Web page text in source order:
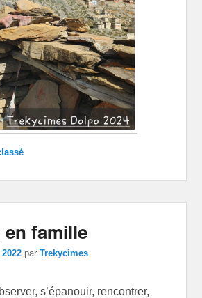
famille
parTrekycimes
s’épanouir, rencontrer,